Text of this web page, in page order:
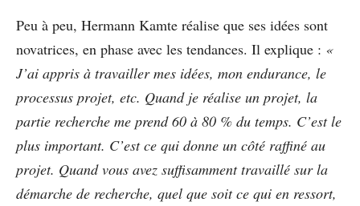
Peu à peu, Hermann Kamte réalise que ses idées sont
novatrices, en phase avec les tendances. Il explique : «
J’ai appris à travailler mes idées, mon endurance, le
processus projet, etc. Quand je réalise un projet, la
partie recherche me prend 60 à 80 % du temps. C’est le
plus important. C’est ce qui donne un côté raffiné au
projet. Quand vous avez suffisamment travaillé sur la
démarche de recherche, quel que soit ce qui en ressort,